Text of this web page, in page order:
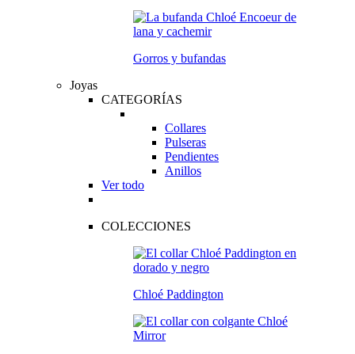
Gorros y bufandas
Joyas
CATEGORÍAS
Collares
Pulseras
Pendientes
Anillos
Ver todo
COLECCIONES
Chloé Paddington